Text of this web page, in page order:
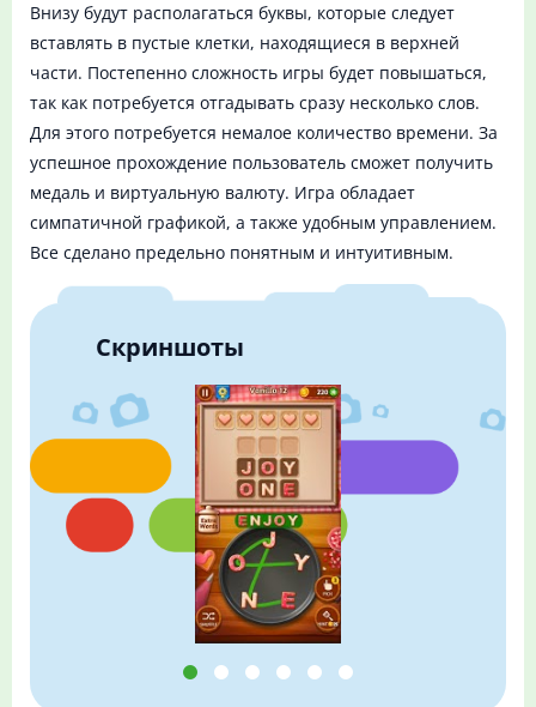
Внизу будут располагаться буквы, которые следует
вставлять в пустые клетки, находящиеся в верхней
части. Постепенно сложность игры будет повышаться,
так как потребуется отгадывать сразу несколько слов.
Для этого потребуется немалое количество времени. За
успешное прохождение пользователь сможет получить
медаль и виртуальную валюту. Игра обладает
симпатичной графикой, а также удобным управлением.
Все сделано предельно понятным и интуитивным.
Скриншоты